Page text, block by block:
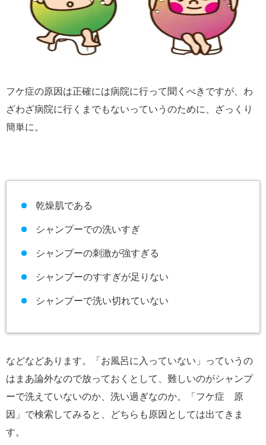
フケ症の原因は正確には病院に行って聞くべきですが、わ
ざわざ病院に行くまでもないっていうのために、ざっくり
簡単に。
乾燥肌である
シャンプーでの洗いすぎ
シャンプーの刺激が強すぎる
シャンプーのすすぎが足りない
シャンプーで洗い切れていない
などなどあります。「お風呂に入っていない」っていうの
はまあ論外なので放っておくとして、難しいのがシャンプ
ーで洗えていないのか、洗い過ぎなのか。「フケ症 原
因」で検索してみると、どちらも原因としては出てきま
す。